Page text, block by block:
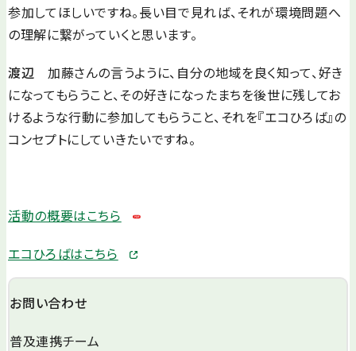
参加してほしいですね。長い目で見れば、それが環境問題へ
の理解に繋がっていくと思います。
渡辺 加藤さんの言うように、自分の地域を良く知って、好き
になってもらうこと、その好きになったまちを後世に残してお
けるような行動に参加してもらうこと、それを『エコひろば』の
コンセプトにしていきたいですね。
活動の概要はこちら
エコひろばはこちら
お問い合わせ
普及連携チーム